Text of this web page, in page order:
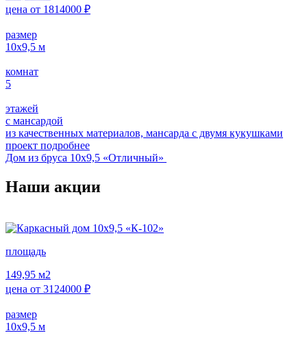
цена от 1814000 ₽
размер
10х9,5 м
комнат
5
этажей
с мансардой
из качественных материалов, мансарда с двумя кукушками
проект подробнее
Дом из бруса 10х9,5 «Отличный»
Наши акции
площадь
149,95 м2
цена от 3124000 ₽
размер
10х9,5 м